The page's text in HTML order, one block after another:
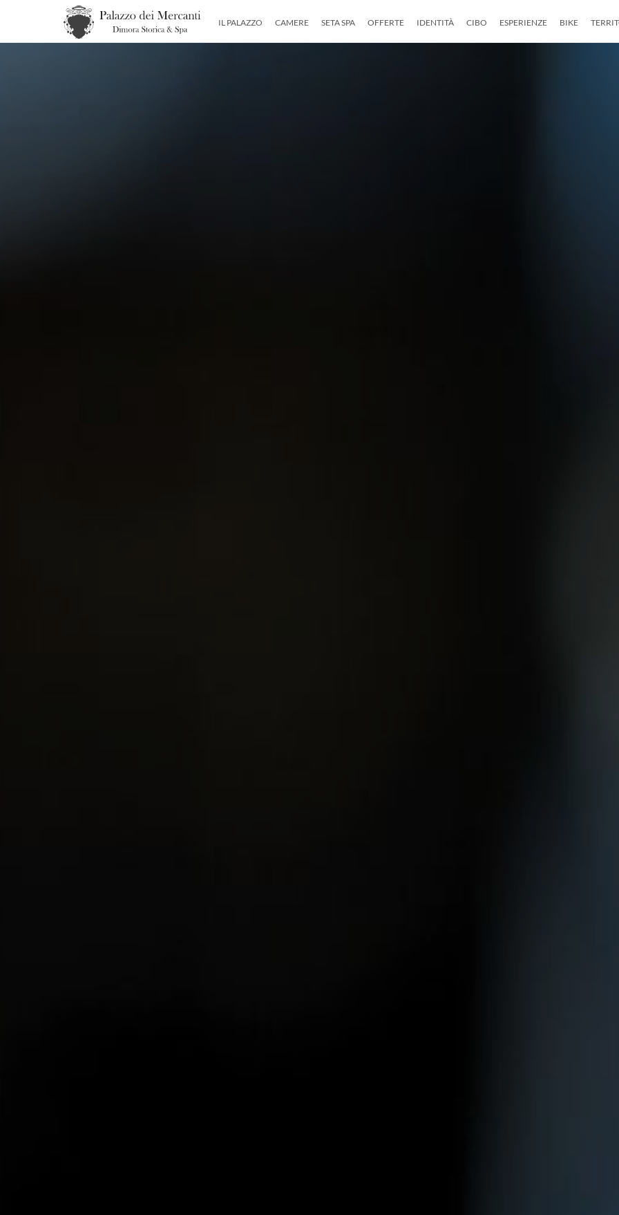
IL PALAZZO CAMERE SETA SPA OFFERTE IDENTITÀ CIBO ESPERIENZE BIKE